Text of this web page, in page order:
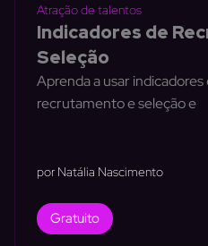
Atração de talentos
Indicadores de
Seleção
Aprenda a usar
recrutamento e seleção e
por Natália Nascimento
Gratuito